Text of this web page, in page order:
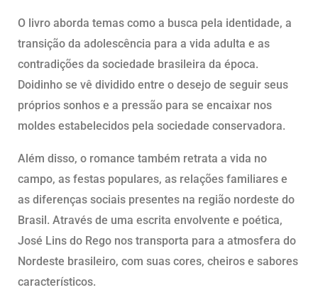
O livro aborda temas como a busca pela identidade, a
transição da adolescência para a vida adulta e as
contradições da sociedade brasileira da época.
Doidinho se vê dividido entre o desejo de seguir seus
próprios sonhos e a pressão para se encaixar nos
moldes estabelecidos pela sociedade conservadora.
Além disso, o romance também retrata a vida no
campo, as festas populares, as relações familiares e
as diferenças sociais presentes na região nordeste do
Brasil. Através de uma escrita envolvente e poética,
José Lins do Rego nos transporta para a atmosfera do
Nordeste brasileiro, com suas cores, cheiros e sabores
característicos.